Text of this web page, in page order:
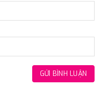
GỬI BÌNH LUẬN